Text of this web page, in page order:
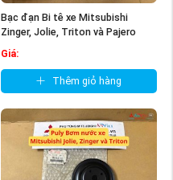
Bạc đạn Bi tê xe Mitsubishi
Zinger, Jolie, Triton và Pajero
Giá:
Thêm giỏ hàng